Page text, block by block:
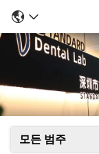
모든 범주